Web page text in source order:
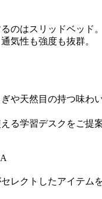
のはスリッドベッド
気性も強度も抜群。
や天然目の持つ味わ
る学習デスクをご提
レクトしたアイテム